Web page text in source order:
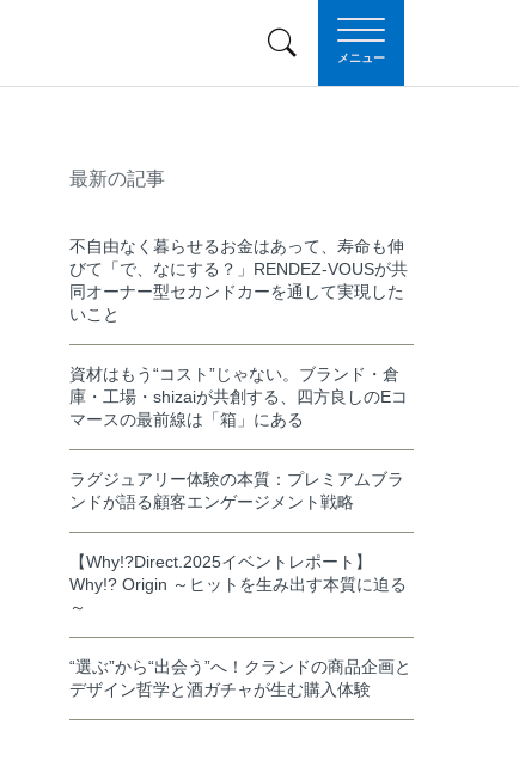
メニュー
最新の記事
不自由なく暮らせるお金はあって、寿命も伸
びて「で、なにする？」RENDEZ-VOUSが共
同オーナー型セカンドカーを通して実現した
いこと
資材はもう“コスト”じゃない。ブランド・倉
庫・工場・shizaiが共創する、四方良しのEコ
マースの最前線は「箱」にある
ラグジュアリー体験の本質：プレミアムブラ
ンドが語る顧客エンゲージメント戦略
【Why!?Direct.2025イベントレポート】
Why!? Origin ～ヒットを生み出す本質に迫る
～
“選ぶ”から“出会う”へ！クランドの商品企画と
デザイン哲学と酒ガチャが生む購入体験